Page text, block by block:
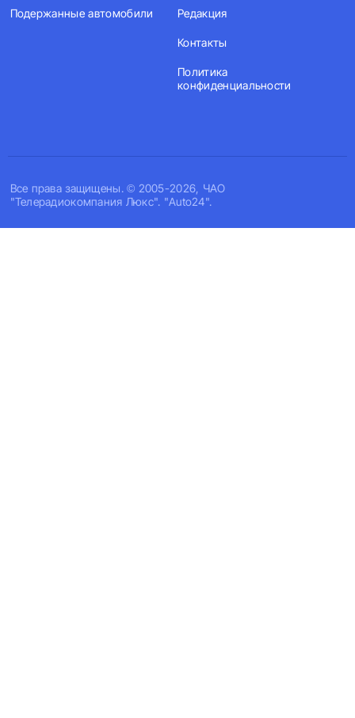
Все права защищены. © 2005-2026, ЧАО
"Телерадиокомпания Люкс". "Auto24".
Подержанные автомобили Редакция
Контакты
Политика
конфиденциальности